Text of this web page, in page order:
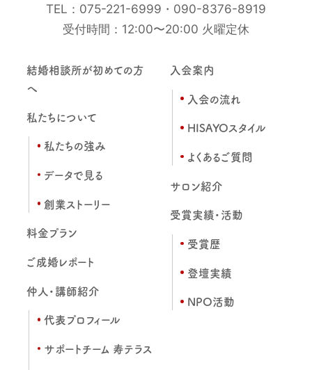
TEL： 075-221-6999 ・ 090-8376-8919
受付時間：12:00〜20:00 火曜定休
結婚相談所が初めての方
へ
私たちについて
私たちの強み
データで見る
創業ストーリー
料金プラン
ご成婚レポート
仲人・講師紹介
代表プロフィール
サポートチーム 寿テラス
入会案内
入会の流れ
HISAYOスタイル
よくあるご質問
サロン紹介
受賞実績・活動
受賞歴
登壇実績
NPO活動